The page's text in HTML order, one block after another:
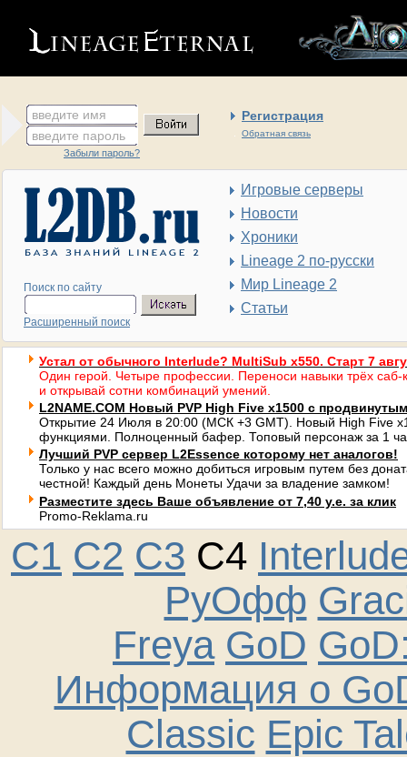
введите имя Регистрация
Обратная связь
введите пароль
Забыли пароль?
Поиск по сайту
Расширенный поиск
Игровые серверы
Новости
Хроники
Lineage 2 по-русски
Мир Lineage 2
Статьи
Устал от обычного Interlude? MultiSub x550. Старт 7
Один герой. Четыре профессии. Переноси навыки трёх саб-
и открывай сотни комбинаций умений.
L2NAME.COM Новый PVP High Five x1500 с
Открытие 24 Июля в 20:00 (МСК +3 GMT). Новый High Five
функциями. Полноценный бафер. Топовый персонаж за 1
Лучший PVP сервер L2Essence которому нет аналогов!
Только у нас всего можно добиться игровым путем без
честной! Каждый день Монеты Удачи за владение замком!
Разместите здесь Ваше объявление от 7,40 у.е. за клик
Promo-Reklama.ru
C1 C2 C3 C4
РуОфф
Freya GoD
Информация о
Classic Epic